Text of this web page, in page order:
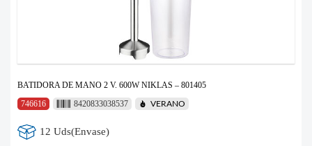
BATIDORA DE MANO 2 V. 600W NIKLAS – 801405
746616
8420833038537 VERANO
12 Uds(Envase)